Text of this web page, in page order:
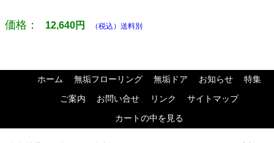
価格： 12,640円 （税込）送料別
ホーム 無垢フローリング 無垢ドア お知らせ
特集
ご案内
お問い合せ リンク
サイトマップ
カートの中を見る